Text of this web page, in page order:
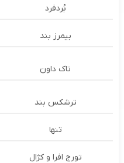
بُردفرد
بیمرز بند
تاک داون
ترشكس بند
تنها
تورج افرا و کژال